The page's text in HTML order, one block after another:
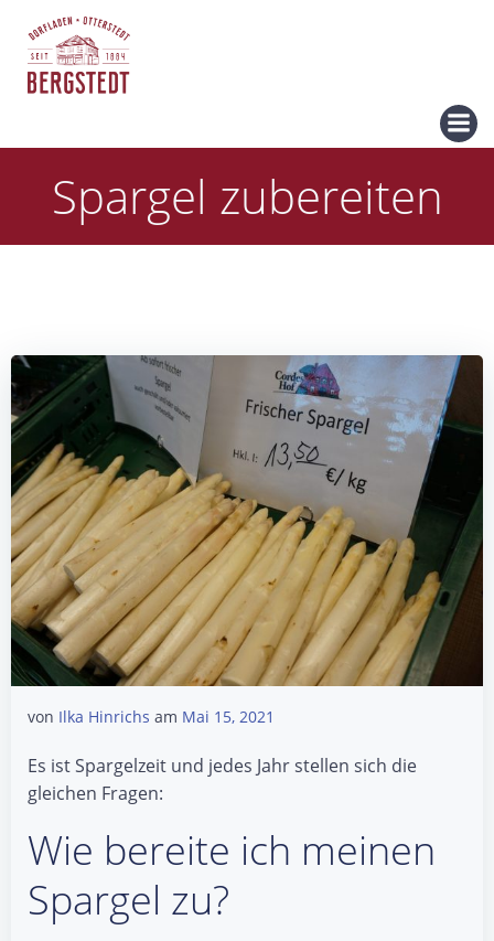
Spargel zubereiten
von Ilka Hinrichs am Mai 15, 2021
Es ist Spargelzeit und jedes Jahr stellen sich die
gleichen Fragen:
Wie bereite ich meinen
Spargel zu?